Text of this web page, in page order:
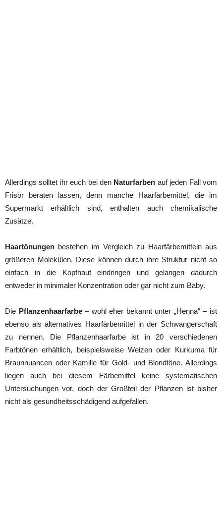
Allerdings solltet ihr euch bei den Naturfarben auf jeden Fall vom
Frisör beraten lassen, denn manche Haarfärbemittel, die im
Supermarkt erhältlich sind, enthalten auch chemikalische
Zusätze.
Haartönungen bestehen im Vergleich zu Haarfärbemitteln aus
größeren Molekülen. Diese können durch ihre Struktur nicht so
einfach in die Kopfhaut eindringen und gelangen dadurch
entweder in minimaler Konzentration oder gar nicht zum Baby.
Die Pflanzenhaarfarbe– wohl eher bekannt unter „Henna“ – ist
ebenso als alternatives Haarfärbemittel in der Schwangerschaft
zu nennen. Die Pflanzenhaarfarbe ist in 20 verschiedenen
Farbtönen erhältlich, beispielsweise Weizen oder Kurkuma für
Braunnuancen oder Kamille für Gold- und Blondtöne. Allerdings
liegen auch bei diesem Färbemittel keine systematischen
Untersuchungen vor, doch der Großteil der Pflanzen ist bisher
nicht als gesundheitsschädigend aufgefallen.